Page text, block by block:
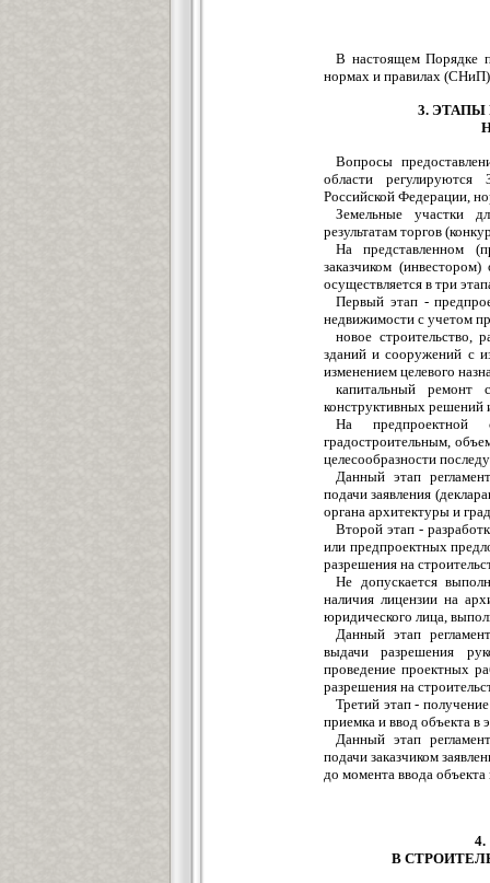
В настоящем Порядке
нормах и правилах
3.
Вопросы
области регулируются
Российской Федерации,
Земельные участки
результатам торгов
На представленном
заказчиком
осуществляется в три
Первый этап -
недвижимости с учетом
новое строительство,
зданий и сооружений с
изменением целевого
капитальный ремонт
конструктивных решений
На предпроектной
градостроительным,
целесообразности
Данный этап
подачи заявления
органа архитектуры и
Второй этап -
или предпроектных
разрешения на
Не допускается
наличия лицензии на
юридического лица,
Данный этап
выдачи разрешения
проведение проектных
разрешения на
Третий этап -
приемка и ввод объекта в
Данный этап
подачи заказчиком
до момента ввода
В